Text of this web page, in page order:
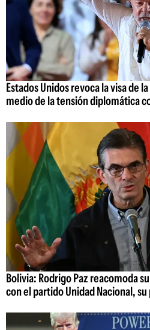
Estados Unidos revoca la visa de
medio de la tensión diplomática
Bolivia: Rodrigo Paz reacomoda
con el partido Unidad Nacional,